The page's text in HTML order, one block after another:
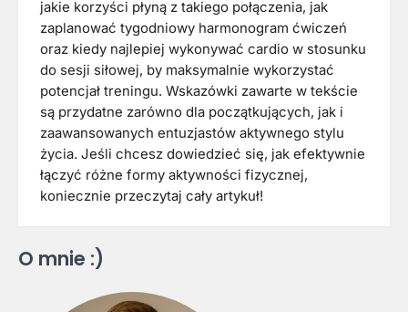
jakie korzyści płyną z takiego połączenia, jak
zaplanować tygodniowy harmonogram ćwiczeń
oraz kiedy najlepiej wykonywać cardio w stosunku
do sesji siłowej, by maksymalnie wykorzystać
potencjał treningu. Wskazówki zawarte w tekście
są przydatne zarówno dla początkujących, jak i
zaawansowanych entuzjastów aktywnego stylu
życia. Jeśli chcesz dowiedzieć się, jak efektywnie
łączyć różne formy aktywności fizycznej,
koniecznie przeczytaj cały artykuł!
O mnie :)